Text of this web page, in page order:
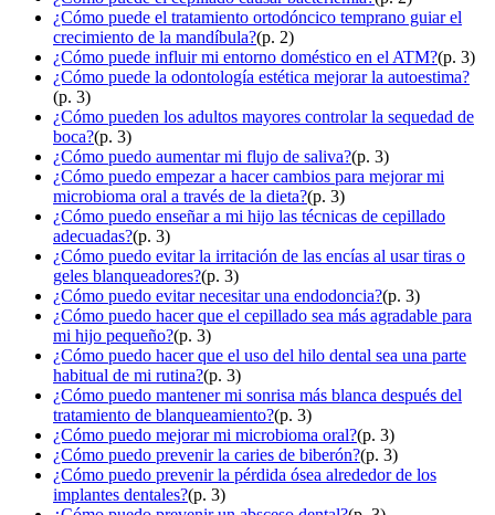
¿Cómo puede el tratamiento ortodóncico temprano guiar el
crecimiento de la mandíbula?(p. 2)
¿Cómo puede influir mi entorno doméstico en el ATM?(p. 3)
¿Cómo puede la odontología estética mejorar la autoestima?
(p. 3)
¿Cómo pueden los adultos mayores controlar la sequedad de
boca?(p. 3)
¿Cómo puedo aumentar mi flujo de saliva?(p. 3)
¿Cómo puedo empezar a hacer cambios para mejorar mi
microbioma oral a través de la dieta?(p. 3)
¿Cómo puedo enseñar a mi hijo las técnicas de cepillado
adecuadas?(p. 3)
¿Cómo puedo evitar la irritación de las encías al usar tiras o
geles blanqueadores?(p. 3)
¿Cómo puedo evitar necesitar una endodoncia?(p. 3)
¿Cómo puedo hacer que el cepillado sea más agradable para
mi hijo pequeño?(p. 3)
¿Cómo puedo hacer que el uso del hilo dental sea una parte
habitual de mi rutina?(p. 3)
¿Cómo puedo mantener mi sonrisa más blanca después del
tratamiento de blanqueamiento?(p. 3)
¿Cómo puedo mejorar mi microbioma oral?(p. 3)
¿Cómo puedo prevenir la caries de biberón?(p. 3)
¿Cómo puedo prevenir la pérdida ósea alrededor de los
implantes dentales?(p. 3)